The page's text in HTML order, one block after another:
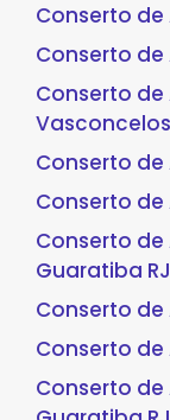
Conserto
Conserto de
Conserto
Vasconcelos
Conserto de
Conserto de
Conserto
Guaratiba RJ
Conserto de
Conserto
Conserto